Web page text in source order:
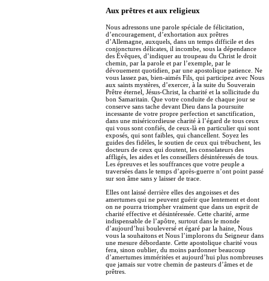
Aux prêtres et aux religieux
Nous adressons une parole spéciale de félicitation,
d’encouragement, d’exhortation aux prêtres
d’Allemagne, auxquels, dans un temps difficile et des
conjonctures délicates, il incombe, sous la dépendance
des Évêques, d’indiquer au troupeau du Christ le droit
chemin, par la parole et par l’exemple, par le
dévouement quotidien, par une apostolique patience. Ne
vous lassez pas, bien-aimés Fils, qui participez avec Nous
aux saints mystères, d’exercer, à la suite du Souverain
Prêtre éternel, Jésus-Christ, la charité et la sollicitude du
bon Samaritain. Que votre conduite de chaque jour se
conserve sans tache devant Dieu dans la poursuite
incessante de votre propre perfection et sanctification,
dans une miséricordieuse charité à l’égard de tous ceux
qui vous sont confiés, de ceux-là en particulier qui sont
exposés, qui sont faibles, qui chancellent. Soyez les
guides des fidèles, le soutien de ceux qui trébuchent, les
docteurs de ceux qui doutent, les consolateurs des
affligés, les aides et les conseillers désintéressés de tous.
Les épreuves et les souffrances que votre peuple a
traversées dans le temps d’après-guerre n’ont point passé
sur son âme sans y laisser de trace.
Elles ont laissé derrière elles des angoisses et des
amertumes qui ne peuvent guérir que lentement et dont
on ne pourra triompher vraiment que dans un esprit de
charité effective et désintéressée. Cette charité, arme
indispensable de l’apôtre, surtout dans le monde
d’aujourd’hui bouleversé et égaré par la haine, Nous
vous la souhaitons et Nous l’implorons du Seigneur dans
une mesure débordante. Cette apostolique charité vous
fera, sinon oublier, du moins pardonner beaucoup
d’amertumes imméritées et aujourd’hui plus nombreuses
que jamais sur votre chemin de pasteurs d’âmes et de
prêtres.